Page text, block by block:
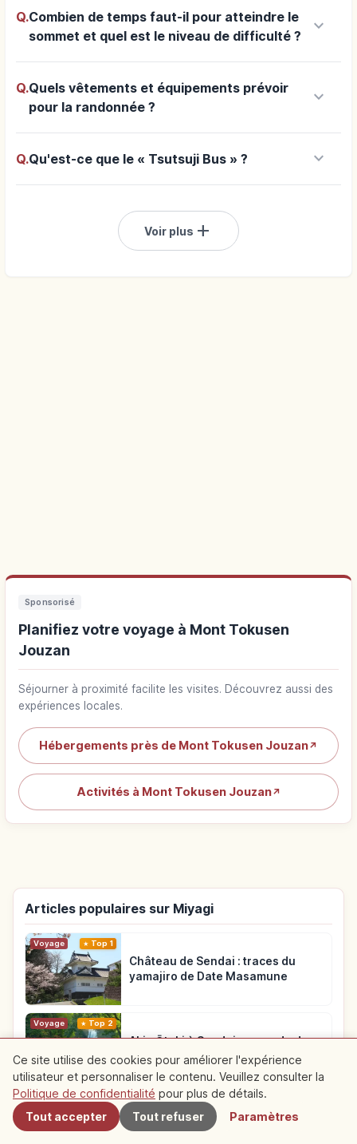
Q.Combien de temps faut-il pour atteindre le
sommet et quel est le niveau de difficulté ?
keyboard_arrow_down
Q.Quels vêtements et équipements prévoir
pour la randonnée ?
keyboard_arrow_down
Q.Qu'est-ce que le « Tsutsuji Bus » ? keyboard_arrow_down
Voir plus add
Sponsorisé
Planifiez votre voyage à Mont Tokusen
Jouzan
Séjourner à proximité facilite les visites. Découvrez aussi des
expériences locales.
Hébergements près de Mont Tokusen Jouzan↗
Activités à Mont Tokusen Jouzan↗
Articles populaires sur Miyagi
Voyage Top 1
Château de Sendai : traces du
yamajiro de Date Masamune
Voyage Top 2
Akiu Ōtaki à Sendai : cascade de
55 m et balade
Voyage Top 3
Croisière dans la baie de
Matsushima : circuit Niō-maru et
À proximité
Ce site utilise des cookies pour améliorer l'expérience
utilisateur et personnaliser le contenu. Veuillez consulter la
Politique de confidentialité pour plus de détails.
Tout accepter
Tout refuser Paramètres